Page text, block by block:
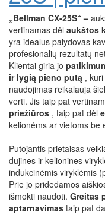
„Bellman CX-25S“ –
vertinamas dėl aukštos
yra idealus palydovas
profesionalių rezultatų
Klientai giria jo
ir lygią pieno putą ,
naudojimas reikalauja
verti. Jis taip pat
priežiūros , taip pat dėl
kelionėms ar vietoms be
Putojantis prietaisas
dujines ir kelionines
indukcinėmis viryklėmis
Prie jo pridedamos
išmokti naudoti. Greitas
aptarnavimas taip pat